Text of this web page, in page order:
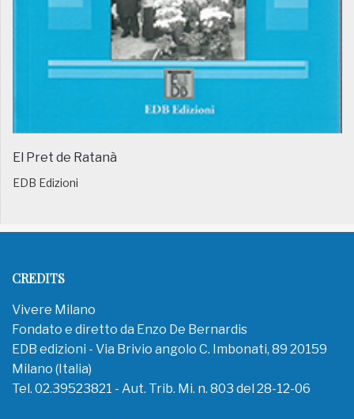
El Pret de Ratanà
EDB Edizioni
CREDITS
Vivere Milano
Fondato e diretto da Enzo De Bernardis
EDB edizioni - Via Brivio angolo C. Imbonati, 89 20159
Milano (Italia)
Tel. 02.39523821 - Aut. Trib. Mi. n. 803 del 28-12-06